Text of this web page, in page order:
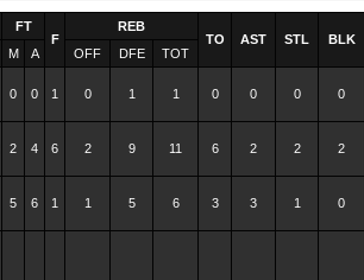
FT
F
REB
TO
AST STL BLK
M A OFF DFE TOT
0 0 1 0 1 1 0 0 0 0
2 4 6 2 9 11 6 2 2 2
5 6 1 1 5 6 3 3 1 0